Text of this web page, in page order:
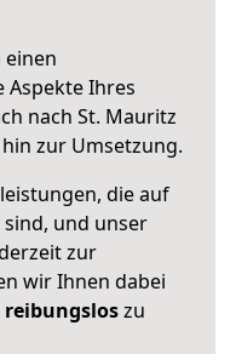
Aspekte Ihres
nach St. Mauritz
zur Umsetzung.
die auf
und unser
zur
wir Ihnen dabei
zu